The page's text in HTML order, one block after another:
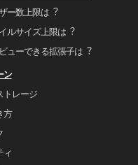
ー数上限は︖
ルサイズ上限は︖
ューできる拡張⼦は︖
ン
トレージ
⽅
ィ